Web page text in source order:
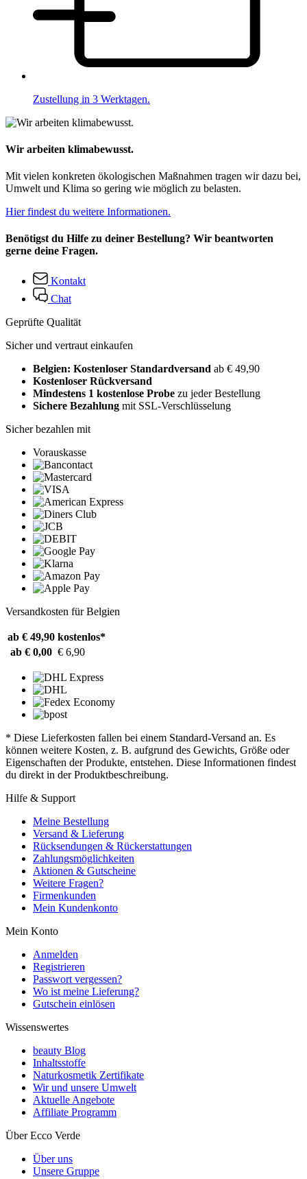
Zustellung in 3 Werktagen.
Wir arbeiten klimabewusst.
Mit vielen konkreten ökologischen Maßnahmen tragen wir dazu bei,
Umwelt und Klima so gering wie möglich zu belasten.
Hier findest du weitere Informationen.
Benötigst du Hilfe zu deiner Bestellung? Wir beantworten
gerne deine Fragen.
Kontakt
Chat
Geprüfte Qualität
Sicher und vertraut einkaufen
Belgien: Kostenloser Standardversand ab € 49,90
Kostenloser Rückversand
Mindestens 1 kostenlose Probe zu jeder Bestellung
Sichere Bezahlung mit SSL-Verschlüsselung
Sicher bezahlen mit
Vorauskasse
Versandkosten für Belgien
ab € 49,90 kostenlos*
ab € 0,00 € 6,90
* Diese Lieferkosten fallen bei einem Standard-Versand an. Es
können weitere Kosten, z. B. aufgrund des Gewichts, Größe oder
Eigenschaften der Produkte, entstehen. Diese Informationen findest
du direkt in der Produktbeschreibung.
Hilfe & Support
Meine Bestellung
Versand & Lieferung
Rücksendungen & Rückerstattungen
Zahlungsmöglichkeiten
Aktionen & Gutscheine
Weitere Fragen?
Firmenkunden
Mein Kundenkonto
Mein Konto
Anmelden
Registrieren
Passwort vergessen?
Wo ist meine Lieferung?
Gutschein einlösen
Wissenswertes
beauty Blog
Inhaltsstoffe
Naturkosmetik Zertifikate
Wir und unsere Umwelt
Aktuelle Angebote
Affiliate Programm
Über Ecco Verde
Über uns
Unsere Gruppe